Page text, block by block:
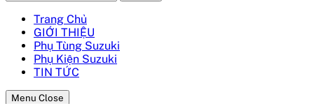
Trang Chủ
GIỚI THIỆU
Phụ Tùng Suzuki
Phụ Kiện Suzuki
TIN TỨC
Menu Close